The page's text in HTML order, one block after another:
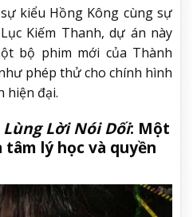
kiểu Hồng Kông cùng sự
Kiếm Thanh, dự án này
bộ phim mới của Thành
phép thử cho chính hình
hiện đại.
Lùng Lời Nói Dối: Một
lý học và quyền